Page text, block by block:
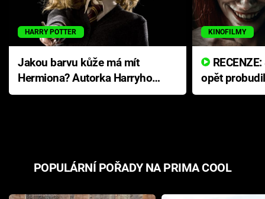
HARRY POTTER
Jakou barvu kůže má mít
Hermiona? Autorka Harryho
Pottera přišla s ráznou
KINOFILMY
opět
přichází s
POPULÁRNÍ POŘADY NA PRIMA COOL